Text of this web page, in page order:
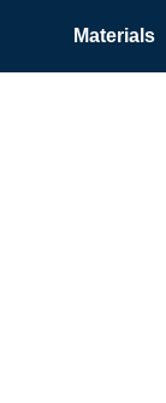
Materials